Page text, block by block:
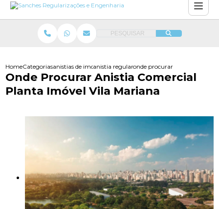
PESQUISAR
HomeCategoriasanistias de imoveisanistia regularizacao imovel prefeitura
onde procurar anistia
Onde Procurar Anistia Comercial
Planta Imóvel Vila Mariana